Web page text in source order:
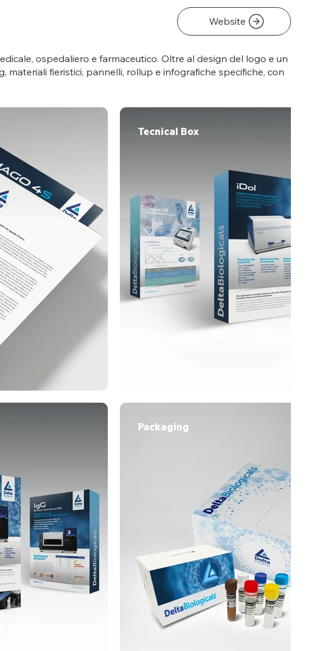
Website
ospedaliero e farmaceutico. Oltre al design del logo e un
fieristici, pannelli, rollup e infografiche specifiche, con
Tecnical Box
Packaging